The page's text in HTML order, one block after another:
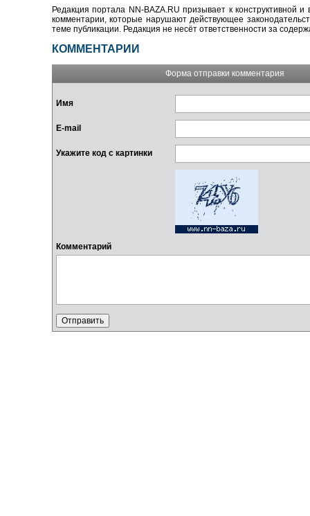
Редакция портала NN-BAZA.RU призывает к конструктивной
комментарии, которые нарушают действующее
теме публикации. Редакция не несёт ответственности за
КОММЕНТАРИИ
Форма отправки комментария
Имя
E-mail
Укажите код с картинки
Комментарий